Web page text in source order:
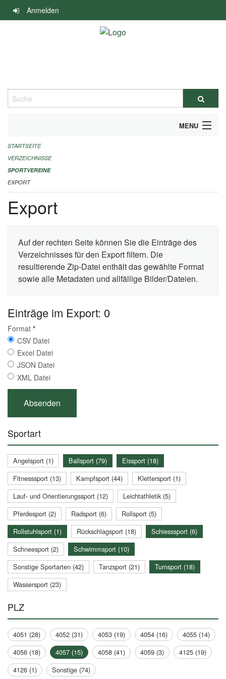
Navigation
überspringen
Anmelden
Suche
MENU
ALLGEMEINE INFORMATIONEN
FINANZIELLE UNTERSTÜTZUNG BENÖTIGT?
KONTAKT
STARTSEITE
VERZEICHNISSE
SPORTVEREINE
EXPORT
Export
Auf der rechten Seite können Sie die Einträge des
Verzeichnisses für den Export filtern. Die
resultierende Zip-Datei enthält das gewählte Format
sowie alle Metadaten und allfällige Bilder/Dateien.
Einträge im Export: 0
Format *
CSV Datei
Excel Datei
JSON Datei
XML Datei
Sportart
Angelsport (1) Ballsport (79)
Eissport (18)
Fitnesssport (13)
Kampfsport (44)
Klettersport (1)
Lauf- und Orientierungssport (12)
Leichtathletik (5)
Pferdesport (2)
Radsport (6)
Rollsport (5)
Rollstuhlsport (1)
Rückschlagsport (18)
Schiesssport (6)
Schneesport (2)
Schwimmsport (10)
Sonstige Sportarten (42)
Tanzsport (21)
Turnsport (18)
Wassersport (23)
PLZ
4051 (28) 4052 (31) 4053 (19) 4054 (16)
4055 (14)
4056 (18)
4057 (15) 4058 (41) 4059 (3)
4125 (19)
4126 (1)
Sonstige (74)